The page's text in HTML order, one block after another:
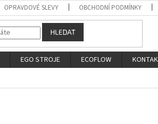
OPRAVDOVÉ SLEVY OBCHODNÍ PODMÍNKY
HLEDAT
EGO STROJE ECOFLOW